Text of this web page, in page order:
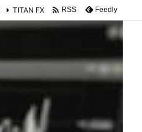
TITAN FX  RSS Feedly